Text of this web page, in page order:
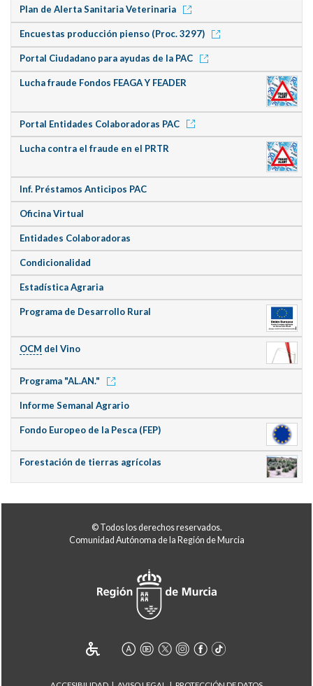
Plan de Alerta Sanitaria Veterinaria
Encuestas producción pienso (Proc. 3297)
Portal Ciudadano para ayudas de la PAC
Lucha fraude Fondos FEAGA Y FEADER
Portal Entidades Colaboradoras PAC
Lucha contra el fraude en el PRTR
Inf. Préstamos Anticipos PAC
Oficina Virtual
Entidades Colaboradoras
Condicionalidad
Estadística Agraria
Programa de Desarrollo Rural
OCM del Vino
Programa "AL.AN."
Informe Semanal Agrario
Fondo Europeo de la Pesca (FEP)
Forestación de tierras agrícolas
© Todos los derechos reservados.
Comunidad Autónoma de la Región de Murcia